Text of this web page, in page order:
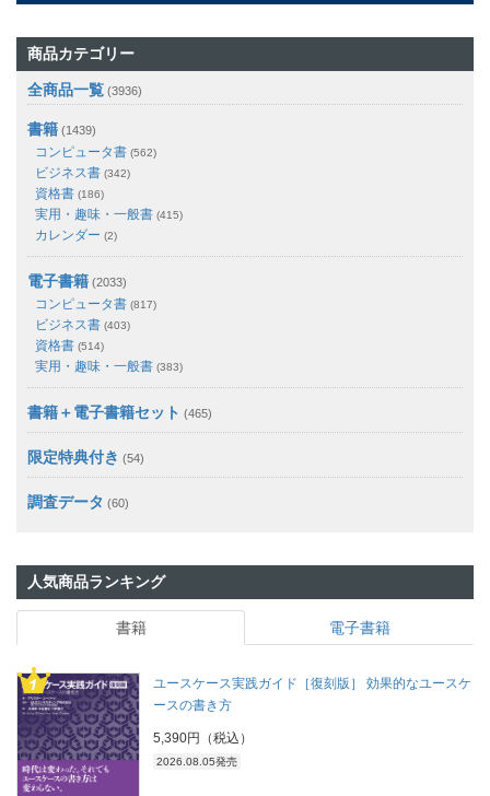
商品カテゴリー
全商品一覧 (3936)
書籍 (1439)
コンピュータ書 (562)
ビジネス書 (342)
資格書 (186)
実用・趣味・一般書 (415)
カレンダー (2)
電子書籍 (2033)
コンピュータ書 (817)
ビジネス書 (403)
資格書 (514)
実用・趣味・一般書 (383)
書籍＋電子書籍セット (465)
限定特典付き (54)
調査データ (60)
人気商品ランキング
書籍 電子書籍
ユースケース実践ガイド［復刻版］ 効果的なユースケ
ースの書き方
5,390円（税込）
2026.08.05発売